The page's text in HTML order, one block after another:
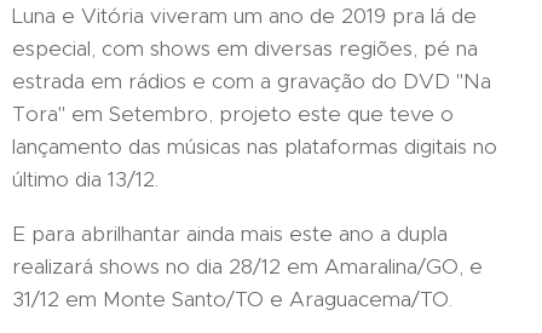
Luna e Vitória viveram um ano de 2019 pra lá de
especial, com shows em diversas regiões, pé na
estrada em rádios e com a gravação do DVD "Na
Tora" em Setembro, projeto este que teve o
lançamento das músicas nas plataformas digitais no
último dia 13/12.
E para abrilhantar ainda mais este ano a dupla
realizará shows no dia 28/12 em Amaralina/GO, e
31/12 em Monte Santo/TO e Araguacema/TO.